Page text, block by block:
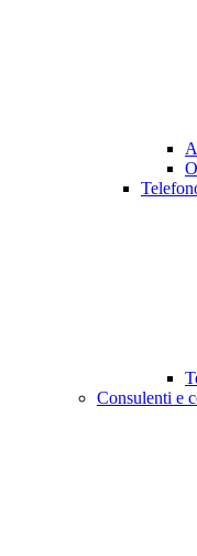
Consulenti e